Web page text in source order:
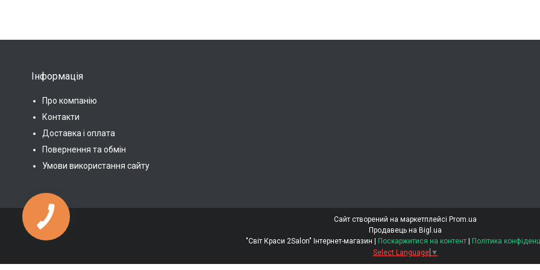
Інформація
Про компанію
Контакти
Доставка і оплата
Повернення та обмін
Умови використання сайту
Сайт створений на маркетплейсі Prom.ua
Продавець на Bigl.ua
Поскаржитися на контент
Політика
Select Language ▼
КНОПКА
ЗВ'ЯЗКУ